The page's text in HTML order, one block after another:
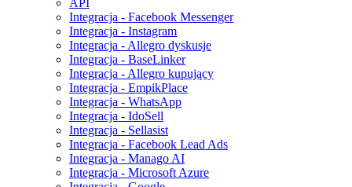
Integracja - Facebook Messenger
Integracja - Instagram
Integracja - Allegro dyskusje
Integracja - BaseLinker
Integracja - Allegro kupujący
Integracja - EmpikPlace
Integracja - WhatsApp
Integracja - IdoSell
Integracja - Sellasist
Integracja - Facebook Lead Ads
Integracja - Manago AI
Integracja - Microsoft Azure